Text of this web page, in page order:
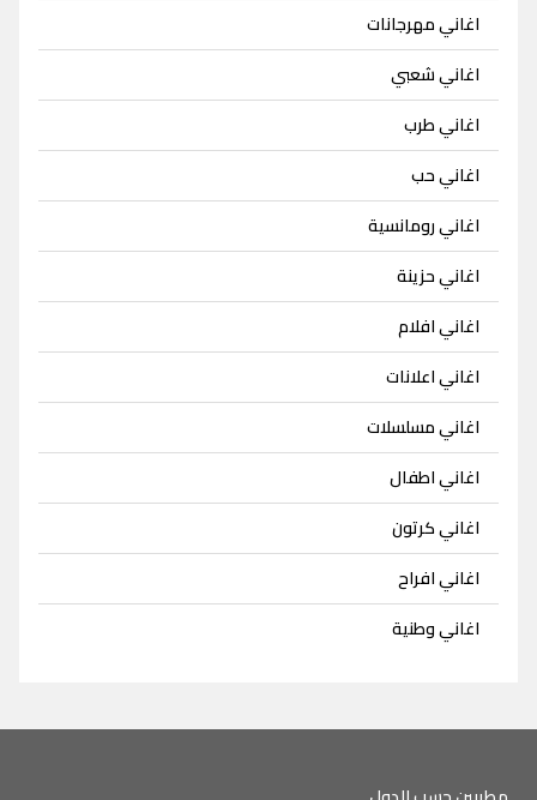
اغاني مهرجانات
اغاني شعبي
اغاني طرب
اغاني حب
اغاني رومانسية
اغاني حزينة
اغاني افلام
اغاني اعلانات
اغاني مسلسلات
اغاني اطفال
اغاني كرتون
اغاني افراح
اغاني وطنية